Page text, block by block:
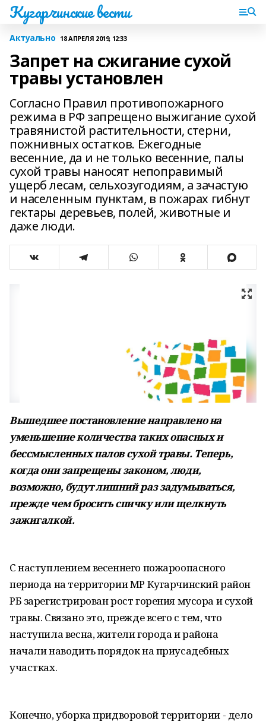
Кугарчинские вести
Актуально 18 АПРЕЛЯ 2019, 12:33
Запрет на сжигание сухой
травы установлен
Согласно Правил противопожарного
режима в РФ запрещено выжигание сухой
травянистой растительности, стерни,
пожнивных остатков. Ежегодные
весенние, да и не только весенние, палы
сухой травы наносят непоправимый
ущерб лесам, сельхозугодиям, а зачастую
и населенным пунктам, в пожарах гибнут
гектары деревьев, полей, животные и
даже люди.
Вышедшее постановление направлено на
уменьшение количества таких опасных и
бессмысленных палов сухой травы. Теперь,
когда они запрещены законом, люди,
возможно, будут лишний раз задумываться,
прежде чем бросить спичку или щелкнуть
зажигалкой.
С наступлением весеннего пожароопасного
периода на территории МР Кугарчинский район
РБ зарегистрирован рост горения мусора и сухой
травы. Связано это, прежде всего с тем, что
наступила весна, жители города и района
начали наводить порядок на приусадебных
участках.
Конечно, уборка придворовой территории - дело